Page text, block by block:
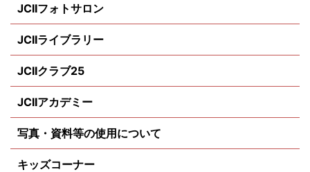
JCIIフォトサロン
JCIIライブラリー
JCIIクラブ25
JCIIアカデミー
写真・資料等の使用について
キッズコーナー